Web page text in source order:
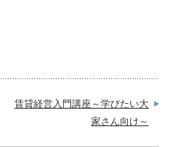
賃貸経営入門講座～学びたい大
家さん向け～